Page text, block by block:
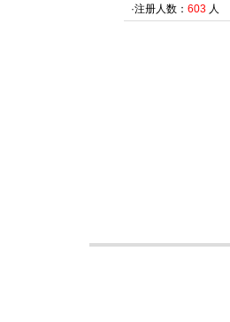
·注册人数： 603人